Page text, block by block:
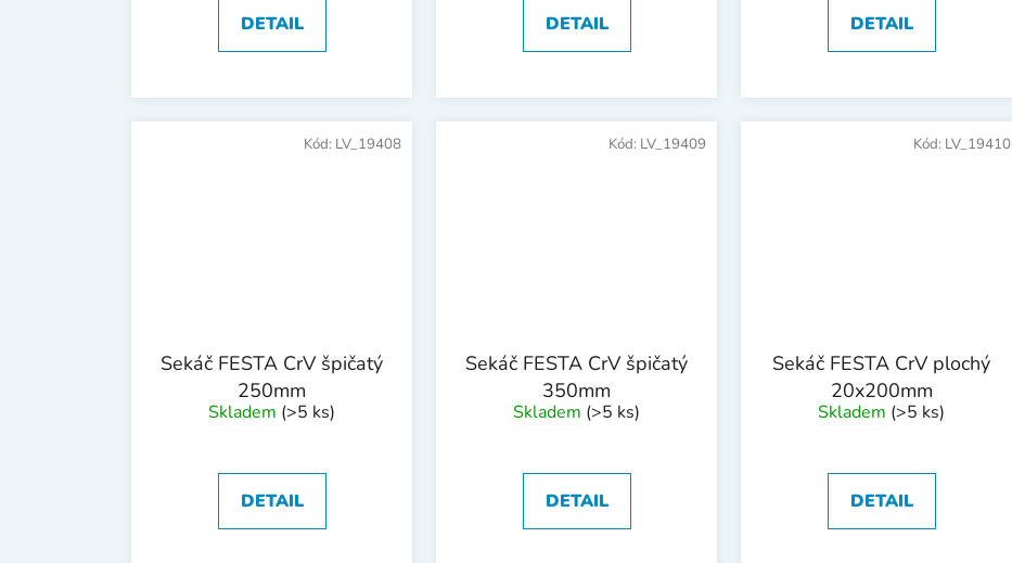
DETAIL DETAIL DETAIL
Sekáč FESTA CrV špičatý
250mm
Skladem (>5 ks)
DETAIL
Kód: LV_19408
Sekáč FESTA CrV špičatý
350mm
Skladem (>5 ks)
DETAIL
Kód: LV_19409
Sekáč FESTA CrV plochý
20x200mm
Skladem (>5 ks)
DETAIL
Kód: LV_19410